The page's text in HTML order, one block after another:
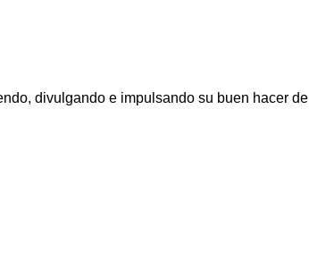
divulgando e impulsando su buen hacer de